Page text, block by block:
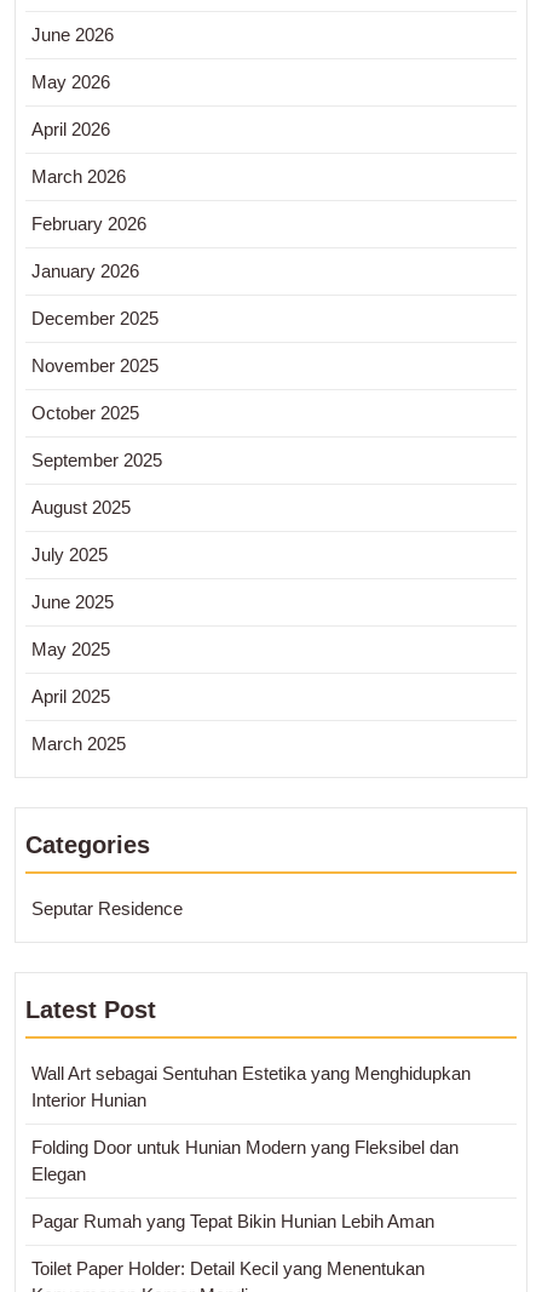
June 2026
May 2026
April 2026
March 2026
February 2026
January 2026
December 2025
November 2025
October 2025
September 2025
August 2025
July 2025
June 2025
May 2025
April 2025
March 2025
Categories
Seputar Residence
Latest Post
Wall Art sebagai Sentuhan Estetika yang Menghidupkan
Interior Hunian
Folding Door untuk Hunian Modern yang Fleksibel dan
Elegan
Pagar Rumah yang Tepat Bikin Hunian Lebih Aman
Toilet Paper Holder: Detail Kecil yang Menentukan